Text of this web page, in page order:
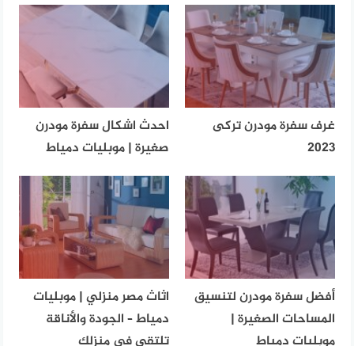
غرف سفرة مودرن تركى
2023
احدث اشكال سفرة مودرن
صغيرة | موبليات دمياط
أفضل سفرة مودرن لتنسيق
المساحات الصغيرة |
اثاث مصر منزلي | موبليات
دمياط – الجودة والأناقة